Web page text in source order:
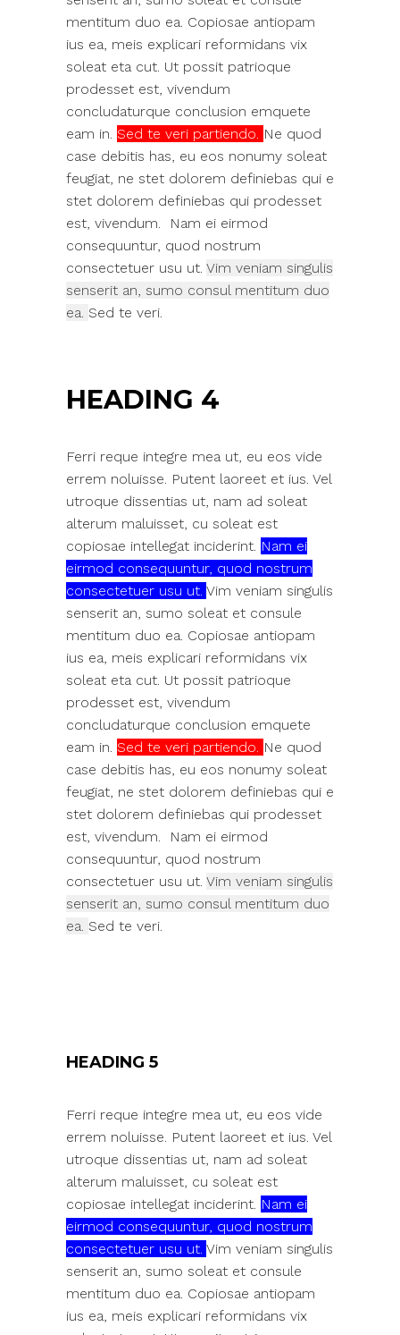
mentitum duo ea. Copiosae antiopam
ius ea, meis explicari reformidans vix
soleat eta cut. Ut possit patrioque
prodesset est, vivendum
concludaturque conclusion emquete
eam in. Sed te veri partiendo. Ne quod
case debitis has, eu eos nonumy soleat
feugiat, ne stet dolorem definiebas qui e
stet dolorem definiebas qui prodesset
est, vivendum. Nam ei eirmod
consequuntur, quod nostrum
consectetuer usu ut. Vim veniam singulis
senserit an, sumo consul mentitum duo
ea. Sed te veri.
HEADING 4
Ferri reque integre mea ut, eu eos vide
errem noluisse. Putent laoreet et ius. Vel
utroque dissentias ut, nam ad soleat
alterum maluisset, cu soleat est
copiosae intellegat inciderint. Nam ei
eirmod consequuntur, quod nostrum
consectetuer usu ut. Vim veniam singulis
senserit an, sumo soleat et consule
mentitum duo ea. Copiosae antiopam
ius ea, meis explicari reformidans vix
soleat eta cut. Ut possit patrioque
prodesset est, vivendum
concludaturque conclusion emquete
eam in. Sed te veri partiendo. Ne quod
case debitis has, eu eos nonumy soleat
feugiat, ne stet dolorem definiebas qui e
stet dolorem definiebas qui prodesset
est, vivendum. Nam ei eirmod
consequuntur, quod nostrum
consectetuer usu ut. Vim veniam singulis
senserit an, sumo consul mentitum duo
ea. Sed te veri.
HEADING 5
Ferri reque integre mea ut, eu eos vide
errem noluisse. Putent laoreet et ius. Vel
utroque dissentias ut, nam ad soleat
alterum maluisset, cu soleat est
copiosae intellegat inciderint. Nam ei
eirmod consequuntur, quod nostrum
consectetuer usu ut. Vim veniam singulis
senserit an, sumo soleat et consule
mentitum duo ea. Copiosae antiopam
ius ea, meis explicari reformidans vix